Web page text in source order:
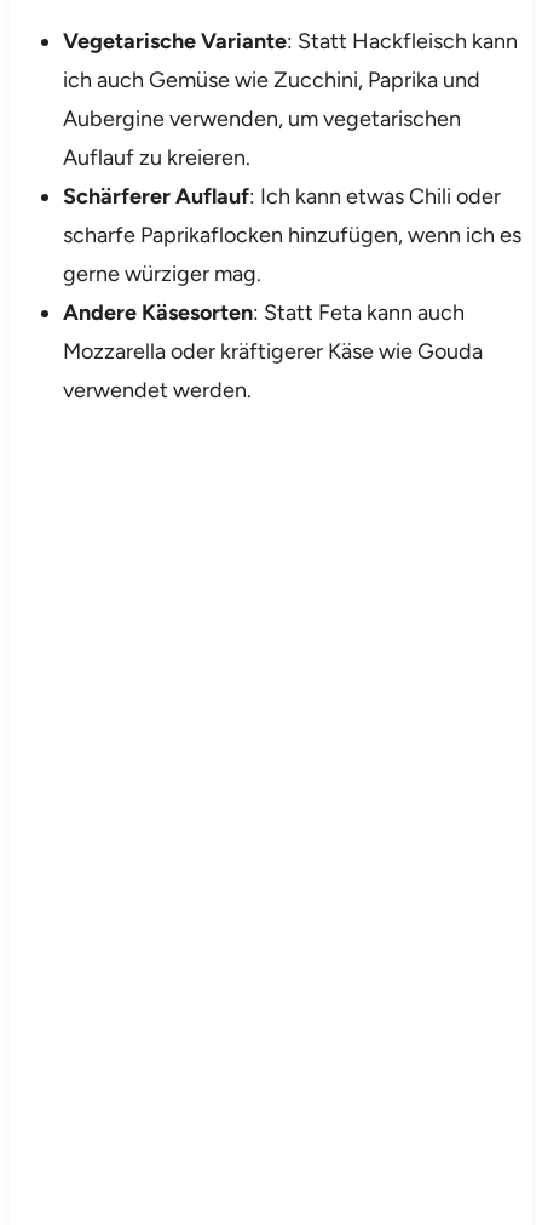
Vegetarische Variante: Statt Hackfleisch kann
ich auch Gemüse wie Zucchini, Paprika und
Aubergine verwenden, um vegetarischen
Auflauf zu kreieren.
Schärferer Auflauf: Ich kann etwas Chili oder
scharfe Paprikaflocken hinzufügen, wenn ich es
gerne würziger mag.
Andere Käsesorten: Statt Feta kann auch
Mozzarella oder kräftigerer Käse wie Gouda
verwendet werden.